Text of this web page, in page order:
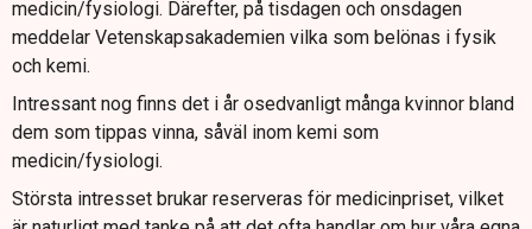
medicin/fysiologi. Därefter, på tisdagen och onsdagen
meddelar Vetenskapsakademien vilka som belönas i fysik
och kemi.
Intressant nog finns det i år osedvanligt många kvinnor bland
dem som tippas vinna, såväl inom kemi som
medicin/fysiologi.
Största intresset brukar reserveras för medicinpriset, vilket